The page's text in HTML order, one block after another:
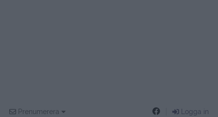
Prenumerera Logga in